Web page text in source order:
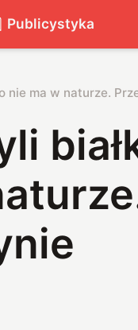
Publicystyka
nie ma w naturze.